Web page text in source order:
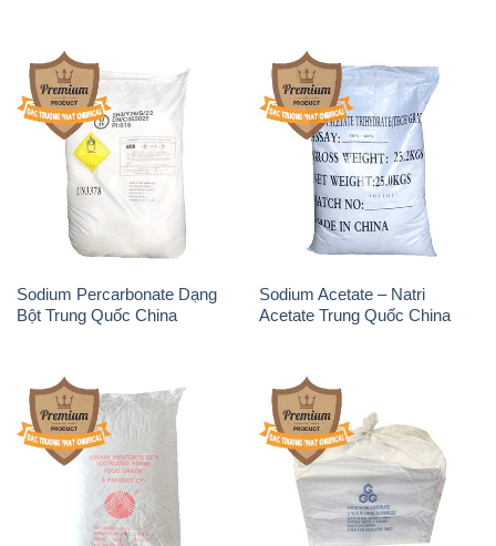
Sodium Percarbonate Dạng
Bột Trung Quốc China
Sodium Acetate – Natri
Acetate Trung Quốc China